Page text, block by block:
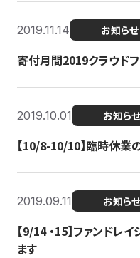
2019.11.14 お知らせ
寄付月間2019クラウド
2019.10.01 お知らせ
【10/8-10/10】臨時休業
2019.09.11 お知らせ
【9/14 ・15】ファンドレ
ます